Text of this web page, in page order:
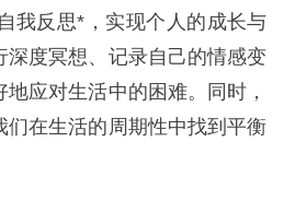
我反思*，实现个人的成长与
深度冥想、记录自己的情感变
应对生活中的困难。同时，
们在生活的周期性中找到平衡